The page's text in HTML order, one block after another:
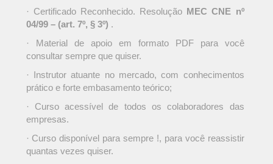
· Certificado Reconhecido. Resolução MEC CNE nº
04/99 – (art. 7º, § 3º) .
· Material de apoio em formato PDF para você
consultar sempre que quiser.
· Instrutor atuante no mercado, com conhecimentos
prático e forte embasamento teórico;
· Curso acessível de todos os colaboradores das
empresas.
· Curso disponível para sempre !, para você reassistir
quantas vezes quiser.